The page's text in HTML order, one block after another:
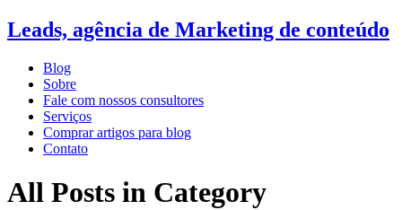
Leads, agência de Marketing de conteúdo
Blog
Sobre
Fale com nossos consultores
Serviços
Comprar artigos para blog
Contato
All Posts in Category